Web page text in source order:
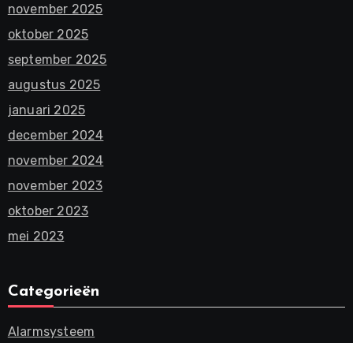
november 2025
oktober 2025
september 2025
augustus 2025
januari 2025
december 2024
november 2024
november 2023
oktober 2023
mei 2023
Categorieën
Alarmsysteem